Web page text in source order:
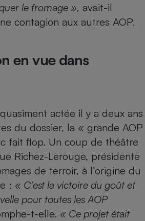
le fromage », avait-il
contagion aux autres AOP.
en vue dans
actée il y a deux ans
du dossier, la « grande AOP
fait flop. Un coup de théâtre
Richez-Lerouge, présidente
de terroir, à l’origine du
: « C’est la victoire du goût et
pour toutes les AOP
t-elle. « Ce projet était